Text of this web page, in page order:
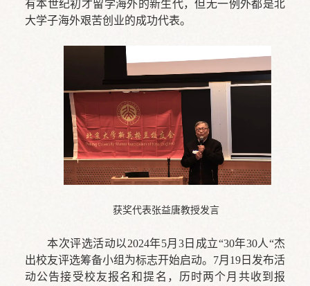
有本世纪初才留学海外的新生代，但无一例外都是北
大学子海外艰苦创业的成功代表。
获奖代表张益唐教授发言
本次评选活动以2024年5月3日成立“30年30人“杰
出校友评选筹备小组为标志开始启动。7月19日发布活
动公告接受校友报名和提名，历时两个月共收到报